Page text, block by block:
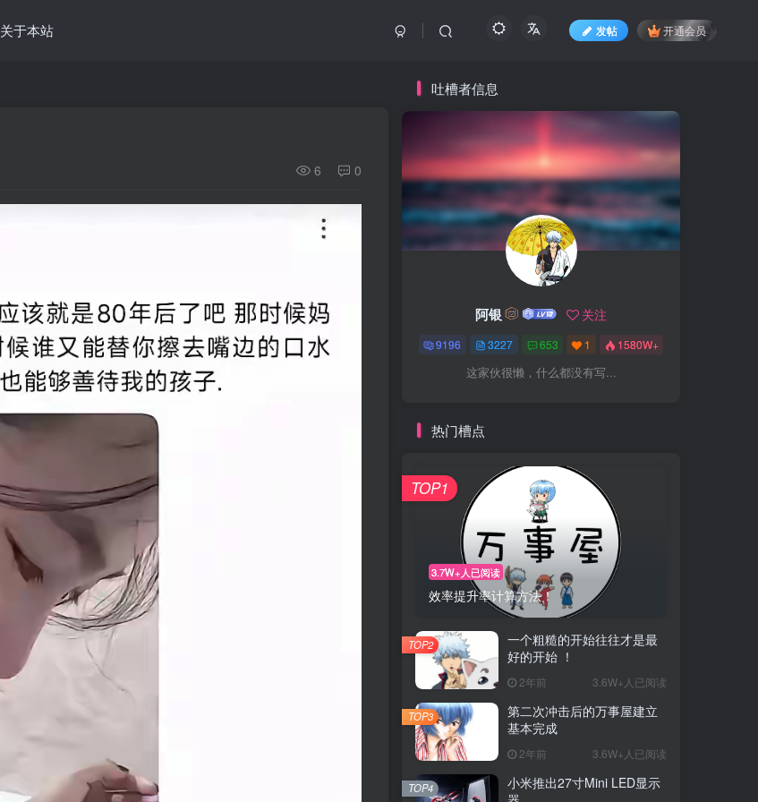
关于本站 发帖 开通会员
6 0
吐槽者信息
阿银 关注
9196 3227 653 1 1580W+
这家伙很懒，什么都没有写...
热门槽点
3.7W+人已阅读
效率提升率计算方法！
TOP1
一个粗糙的开始往往才是最
好的开始 ！
2年前 3.6W+人已阅读
TOP2
第二次冲击后的万事屋建立
基本完成
2年前 3.6W+人已阅读
TOP3
小米推出27寸Mini LED显示
TOP4